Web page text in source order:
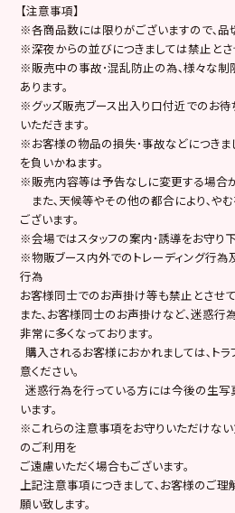
【注意事項】
※各商品数には限りがございますので､品
※深夜からの並びにつきましては禁止とさ
※販売中の事故･混乱防止の為､様々な制
あります。
※グッズ販売ブース出入り口付近でのお
いただきます。
※お客様の物品の損失･事故などにつき
を負いかねます。
※販売内容等は予告なしに変更する場合が
また､天候等やその他の都合により､や
ございます。
※会場ではスタッフの案内･誘導をお守り下
※物販ブース内外でのトレーディング行為
行為
お客様同士でのお声掛け等も禁止とさせて
また､お客様同士のお声掛けなど､迷惑行
非常に多くなっております。
購入されるお客様におかれましては､ト
意ください。
迷惑行為を行っている方には今後の生写
います。
※これらの注意事項をお守りいただけな
のご利用を
ご遠慮いただく場合もございます。
上記注意事項につきまして､お客様のご理
願い致します。